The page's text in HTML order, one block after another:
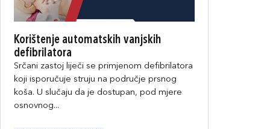
Korištenje automatskih vanjskih
defibrilatora
Srčani zastoj liječi se primjenom defibrilatora
koji isporučuje struju na područje prsnog
koša. U slučaju da je dostupan, pod mjere
osnovnog...